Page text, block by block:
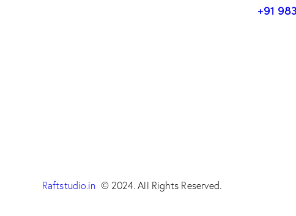
+91
Raftstudio.in © 2024. All Rights Reserved.